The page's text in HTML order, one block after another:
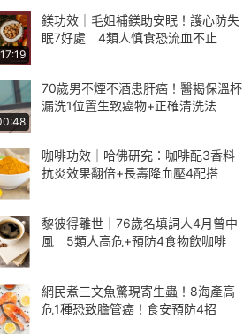
17:19
鎂功效｜毛姐補鎂助安眠！護心防失
眠7好處 4類人慎食恐流血不止
70歲男不煙不酒患肝癌！醫揭保溫杯
漏洗1位置生致癌物+正確清洗法
咖啡功效｜哈佛研究：咖啡配3香料
抗炎效果翻倍+長壽降血壓4配搭
黎彼得離世｜76歲名填詞人4月曾中
風 5類人高危+預防4食物飲咖啡
網民煮三文魚驚現寄生蟲！8海產高
危1種恐致膽管癌！食安預防4招